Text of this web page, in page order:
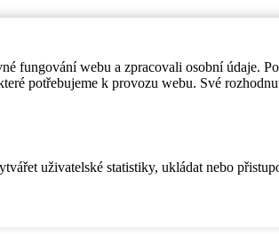
fungování webu a zpracovali osobní údaje.
potřebujeme k provozu webu. Své
uživatelské statistiky, ukládat nebo